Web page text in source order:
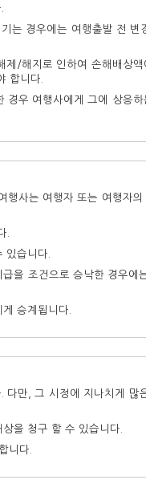
경우에는 여행출발 전 변
/해지로 인하여 손해배상액
합니다.
우 여행사에게 그에 상응
사는 여행자 또는 여행자
.
습니다.
을 조건으로 승낙한 경우에
승계됩니다.
만, 그 시정에 지나치게 많
을 청구 할 수 있습니다.
니다.